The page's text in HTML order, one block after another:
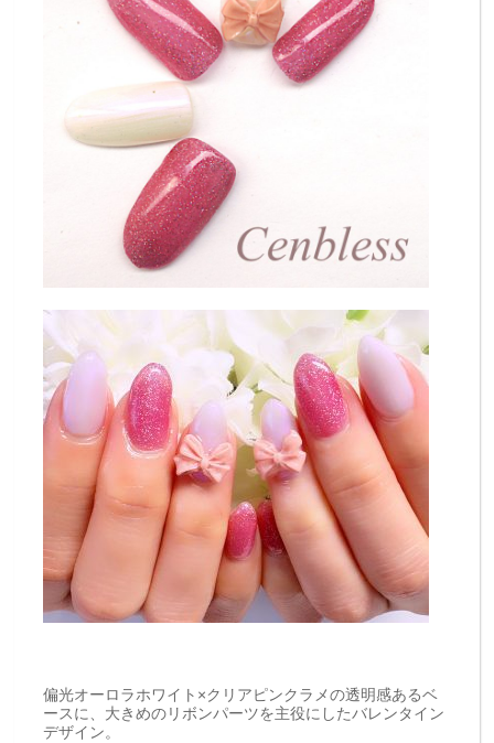
偏光オーロラホワイト×クリアピンクラメの透明感あるベ
ースに、大きめのリボンパーツを主役にしたバレンタイン
デザイン。